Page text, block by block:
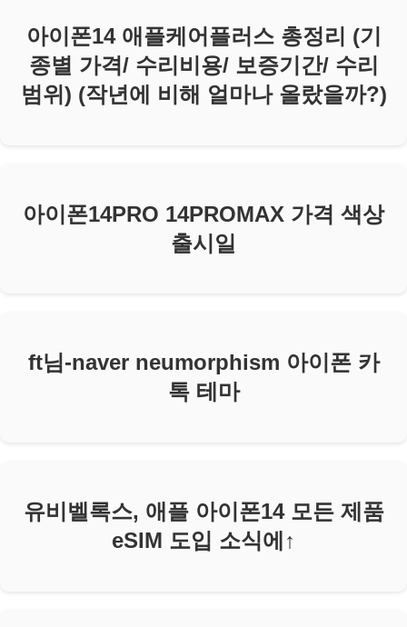
아이폰14 애플케어플러스 총정리 (기
종별 가격/ 수리비용/ 보증기간/ 수리
범위) (작년에 비해 얼마나 올랐을까?)
아이폰14PRO 14PROMAX 가격 색상
출시일
ft님-naver neumorphism 아이폰 카
톡 테마
유비벨록스, 애플 아이폰14 모든 제품
eSIM 도입 소식에↑